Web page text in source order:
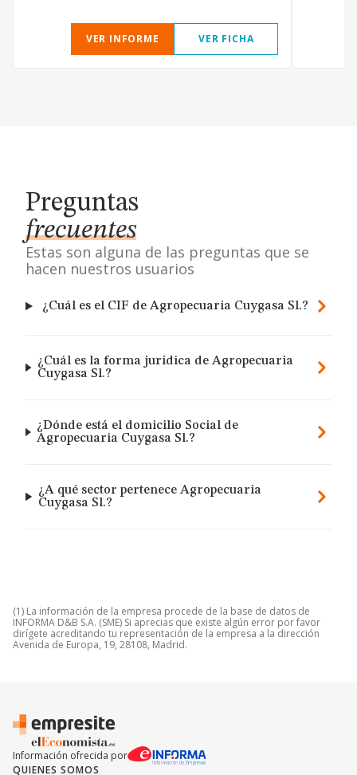
VER INFORME VER FICHA
Preguntas
frecuentes
Estas son alguna de las preguntas que se
hacen nuestros usuarios
¿Cuál es el CIF de Agropecuaria Cuygasa Sl.?
¿Cuál es la forma jurídica de Agropecuaria
Cuygasa Sl.?
¿Dónde está el domicilio Social de
Agropecuaria Cuygasa Sl.?
¿A qué sector pertenece Agropecuaria
Cuygasa Sl.?
(1) La información de la empresa procede de la base de datos de
INFORMA D&B S.A. (SME) Si aprecias que existe algún error por favor
dirígete acreditando tu representación de la empresa a la dirección
Avenida de Europa, 19, 28108, Madrid.
Información ofrecida por
QUIENES SOMOS